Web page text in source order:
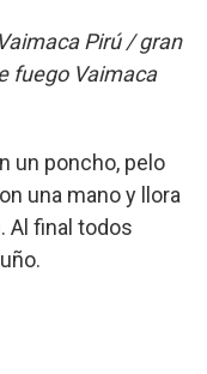
Pirú / gran
fuego Vaimaca
un poncho, pelo
una mano y llora
Al final todos